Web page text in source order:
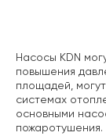
Насосы KDN
повышения
площадей,
системах
основными
пожаротушения.